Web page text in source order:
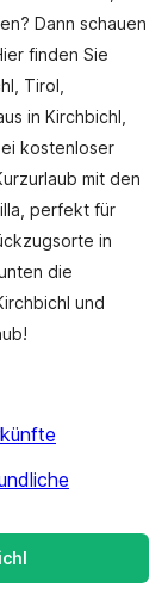
Dann schauen
finden Sie
Tirol,
in Kirchbichl,
kostenloser
mit den
perfekt für
in
die
und